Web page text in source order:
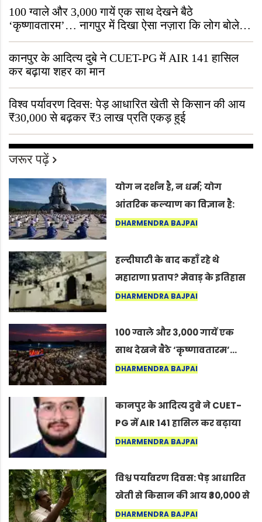
100 ग्वाले और 3,000 गायें एक साथ देखने बैठे
‘कृष्णावतारम’… नागपुर में दिखा ऐसा नज़ारा कि लोग बोले,
“ऐसा तो सिर्फ़ कृष्ण ही कर सकते हैं”
कानपुर के आदित्य दुबे ने CUET-PG में AIR 141 हासिल
कर बढ़ाया शहर का मान
विश्व पर्यावरण दिवस: पेड़ आधारित खेती से किसान की आय
₹30,000 से बढ़कर ₹3 लाख प्रति एकड़ हुई
जरूर पढ़ें
योग न दर्शन है, न धर्म; योग
आंतरिक कल्याण का विज्ञान है:
अंतरराष्ट्रीय योग दिवस 2026 पर
DHARMENDRA BAJPAI
हल्दीघाटी के बाद कहाँ रहे थे
महाराणा प्रताप? मेवाड़ के इतिहास
का वह अनकहा अध्याय जो आज भी
DHARMENDRA BAJPAI
100 ग्वाले और 3,000 गायें एक
साथ देखने बैठे ‘कृष्णावतारम’…
नागपुर में दिखा ऐसा नज़ारा कि
कर सकते हैं”
DHARMENDRA BAJPAI
कानपुर के आदित्य दुबे ने CUET-
PG में AIR 141 हासिल कर बढ़ाया
शहर का मान
DHARMENDRA BAJPAI
विश्व पर्यावरण दिवस: पेड़ आधारित
खेती से किसान की आय ₹30,000 से
बढ़कर ₹3 लाख प्रति एकड़ हुई
DHARMENDRA BAJPAI